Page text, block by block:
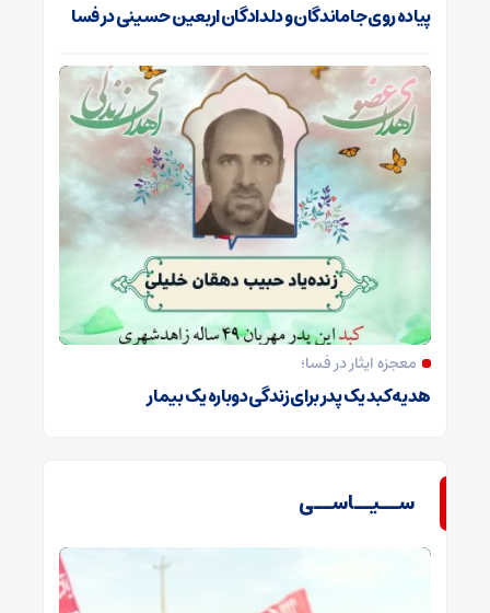
پیاده روی جاماندگان و دلدادگان اربعین حسینی در فسا
معجزه ایثار در فسا؛
هدیه کبد یک پدر برای زندگی دوباره یک بیمار
ســیــاســی